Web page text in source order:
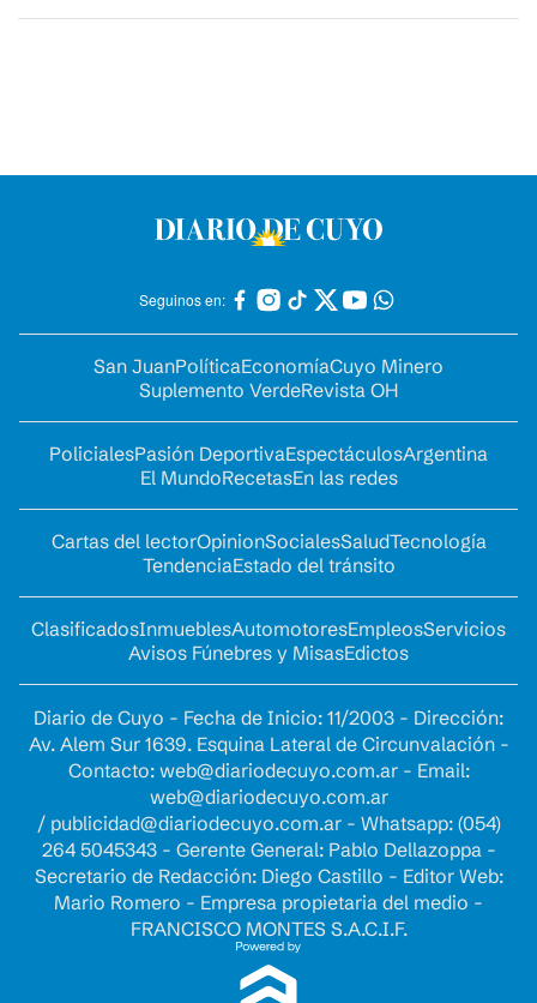
Seguinos en:
San JuanPolíticaEconomíaCuyo Minero
Suplemento VerdeRevista OH
PolicialesPasión DeportivaEspectáculosArgentina
El MundoRecetasEn las redes
Cartas del lectorOpinionSocialesSaludTecnología
TendenciaEstado del tránsito
ClasificadosInmueblesAutomotoresEmpleosServicios
Avisos Fúnebres y MisasEdictos
Diario de Cuyo - Fecha de Inicio: 11/2003 - Dirección:
Av. Alem Sur 1639. Esquina Lateral de Circunvalación -
Contacto: web@diariodecuyo.com.ar- Email:
web@diariodecuyo.com.ar
/ publicidad@diariodecuyo.com.ar- Whatsapp: (054)
264 5045343 - Gerente General: Pablo Dellazoppa -
Secretario de Redacción: Diego Castillo - Editor Web:
Mario Romero - Empresa propietaria del medio -
FRANCISCO MONTES S.A.C.I.F.